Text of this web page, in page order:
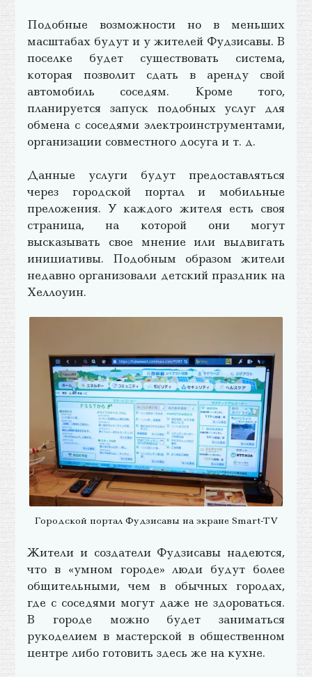
Подобные возможности но в меньших
масштабах будут и у жителей Фудзисавы. В
поселке будет существовать система,
которая позволит сдать в аренду свой
автомобиль соседям. Кроме того,
планируется запуск подобных услуг для
обмена с соседями электроинструментами,
организации совместного досуга и т. д.
Данные услуги будут предоставляться
через городской портал и мобильные
преложения. У каждого жителя есть своя
страница, на которой они могут
высказывать свое мнение или выдвигать
инициативы. Подобным образом жители
недавно организовали детский праздник на
Хеллоуин.
Городской портал Фудзисавы на экране Smart-TV
Жители и создатели Фудзисавы надеются,
что в «умном городе» люди будут более
общительными, чем в обычных городах,
где с соседями могут даже не здороваться.
В городе можно будет заниматься
рукоделием в мастерской в общественном
центре либо готовить здесь же на кухне.